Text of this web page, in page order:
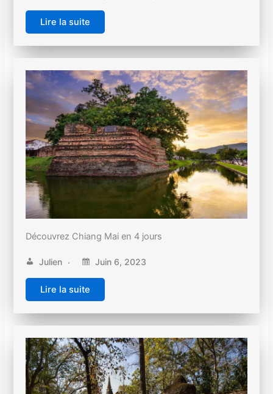
Lire la suite
Découvrez Chiang Mai en 4 jours
Julien Juin 6, 2023
Lire la suite